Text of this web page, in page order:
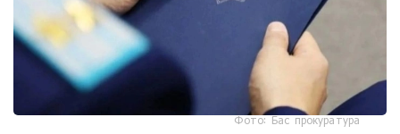
Фото: Бас прокуратура